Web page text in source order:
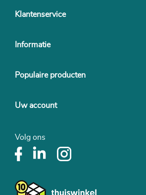
Klantenservice
Informatie
Populaire producten
Uw account
Volg ons